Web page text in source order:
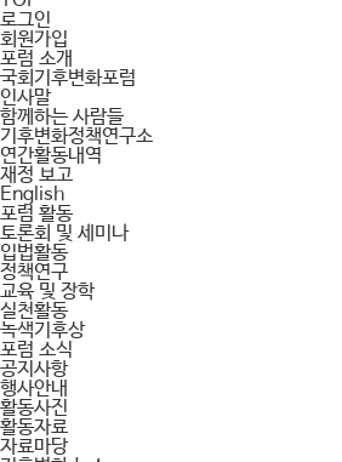
로그인
회원가입
포럼 소개
국회기후변화포럼
인사말
함께하는 사람들
기후변화정책연구소
연간활동내역
재정 보고
English
포럼 활동
토론회 및 세미나
입법활동
정책연구
교육 및 장학
실천활동
녹색기후상
포럼 소식
공지사항
행사안내
활동사진
활동자료
자료마당